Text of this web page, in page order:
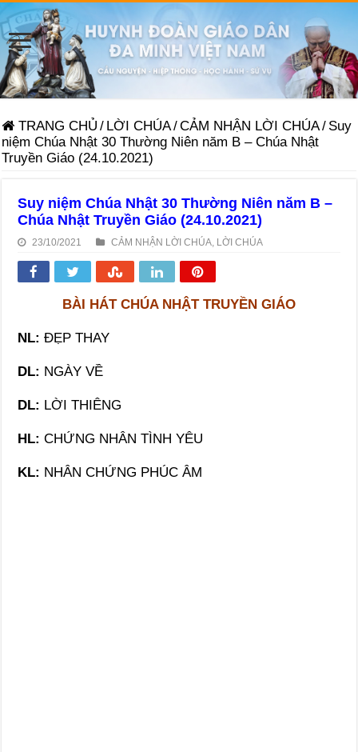
TRANG CHỦ / LỜI CHÚA/CẢM NHẬN LỜI CHÚA/ Suy
niệm Chúa Nhật 30 Thường Niên năm B – Chúa Nhật
Truyền Giáo (24.10.2021)
Suy niệm Chúa Nhật 30 Thường Niên năm B –
Chúa Nhật Truyền Giáo (24.10.2021)
23/10/2021 CẢM NHẬN LỜI CHÚA LỜI CHÚA
BÀI HÁT CHÚA NHẬT TRUYỀN GIÁO
NL: ĐẸP THAY
DL: NGÀY VỀ
DL: LỜI THIÊNG
HL: CHỨNG NHÂN TÌNH YÊU
KL: NHÂN CHỨNG PHÚC ÂM